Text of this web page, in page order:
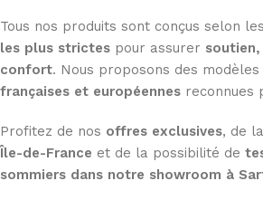
Tous nos produits sont conçus selon les
les plus strictes pour assurer
confort. Nous proposons des modèles
françaises et européennes reconnues
Profitez de nos offres exclusives, de la
Île-de-France et de la possibilité de
sommiers dans notre showroom à